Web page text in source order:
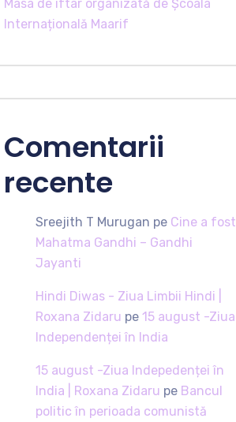
Masa de iftar organizată de Școala
Internațională Maarif
Comentarii
recente
Sreejith T Murugan pe Cine a fost
Mahatma Gandhi – Gandhi
Jayanti
Hindi Diwas - Ziua Limbii Hindi |
Roxana Zidaru pe 15 august -Ziua
Independenței în India
15 august -Ziua Indepedenței în
India | Roxana Zidaru pe Bancul
politic în perioada comunistă